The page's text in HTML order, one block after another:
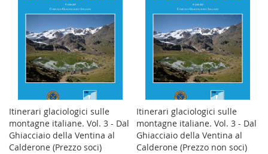
Itinerari glaciologici sulle
montagne italiane. Vol. 3 - Dal
Ghiacciaio della Ventina al
Calderone (Prezzo soci)
Itinerari glaciologici sulle
montagne italiane. Vol. 3 - Dal
Ghiacciaio della Ventina al
Calderone (Prezzo non soci)